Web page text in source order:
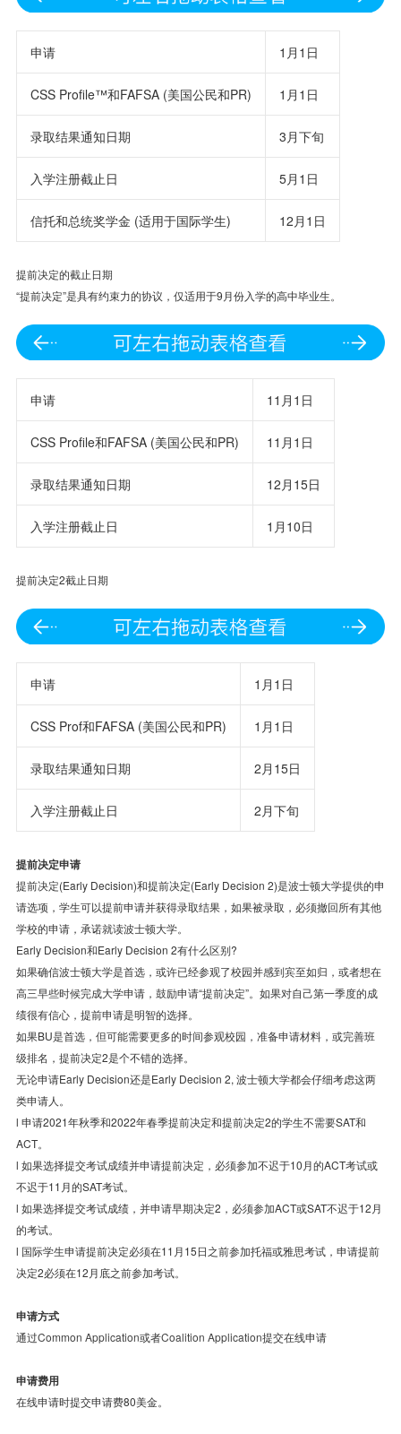
申请 1月1日
CSS Profile™和FAFSA (美国公民和PR) 1月1日
录取结果通知日期 3月下旬
入学注册截止日 5月1日
信托和总统奖学金 (适用于国际学生) 12月1日
提前决定的截止日期
“提前决定”是具有约束力的协议，仅适用于9月份入学的高中毕业生。
申请 11月1日
CSS Profile和FAFSA (美国公民和PR) 11月1日
录取结果通知日期 12月15日
入学注册截止日 1月10日
提前决定2截止日期
申请 1月1日
CSS Prof和FAFSA (美国公民和PR) 1月1日
录取结果通知日期 2月15日
入学注册截止日 2月下旬
提前决定申请
提前决定(Early Decision)和提前决定(Early Decision 2)是波士顿大学提供的申
请选项，学生可以提前申请并获得录取结果，如果被录取，必须撤回所有其他
学校的申请，承诺就读波士顿大学。
Early Decision和Early Decision 2有什么区别?
如果确信波士顿大学是首选，或许已经参观了校园并感到宾至如归，或者想在
高三早些时候完成大学申请，鼓励申请“提前决定”。如果对自己第一季度的成
绩很有信心，提前申请是明智的选择。
如果BU是首选，但可能需要更多的时间参观校园，准备申请材料，或完善班
级排名，提前决定2是个不错的选择。
无论申请Early Decision还是Early Decision 2, 波士顿大学都会仔细考虑这两
类申请人。
l 申请2021年秋季和2022年春季提前决定和提前决定2的学生不需要SAT和
ACT。
l 如果选择提交考试成绩并申请提前决定，必须参加不迟于10月的ACT考试或
不迟于11月的SAT考试。
l 如果选择提交考试成绩，并申请早期决定2，必须参加ACT或SAT不迟于12月
的考试。
l 国际学生申请提前决定必须在11月15日之前参加托福或雅思考试，申请提前
决定2必须在12月底之前参加考试。
申请方式
通过Common Application或者Coalition Application提交在线申请
申请费用
在线申请时提交申请费80美金。